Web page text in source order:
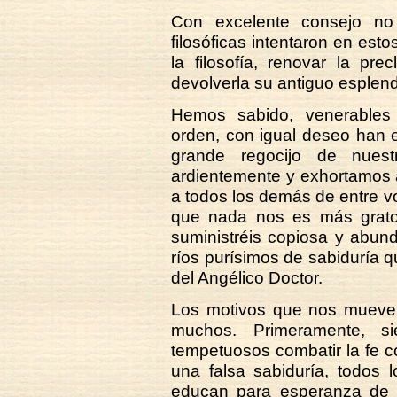
Con excelente consejo
filosóficas intentaron en
la filosofía, renovar la
devolverla su antiguo
Hemos sabido,
orden, con igual deseo han
grande regocijo de
ardientemente y
a todos los demás de entre
que nada nos es más
suministréis copiosa y
ríos purísimos de sabiduría
del Angélico Doctor.
Los motivos que nos
muchos. Primeramente,
tempetuosos combatir la fe
una falsa sabiduría, todos
educan para esperanza